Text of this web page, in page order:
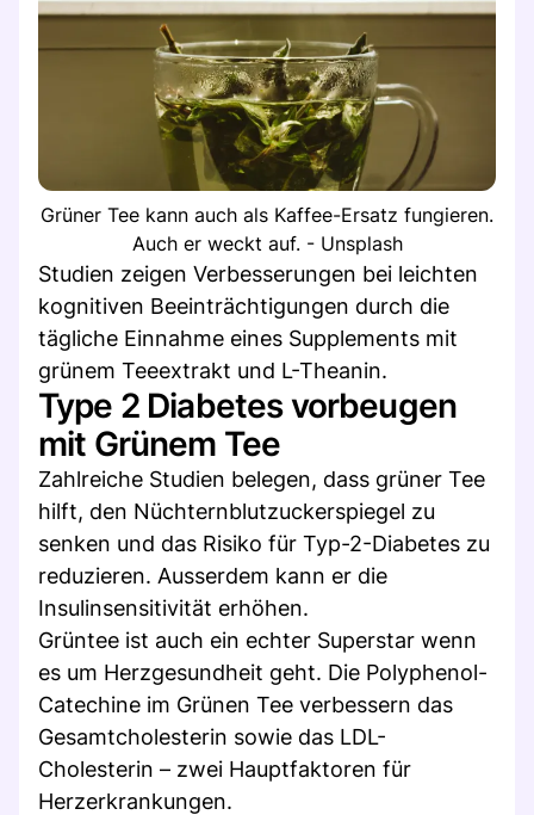
Grüner Tee kann auch als Kaffee-Ersatz fungieren.
Auch er weckt auf. - Unsplash
Studien zeigen Verbesserungen bei leichten
kognitiven Beeinträchtigungen durch die
tägliche Einnahme eines Supplements mit
grünem Teeextrakt und L-Theanin.
Type 2 Diabetes vorbeugen
mit Grünem Tee
Zahlreiche Studien belegen, dass grüner Tee
hilft, den Nüchternblutzuckerspiegel zu
senken und das Risiko für Typ-2-Diabetes zu
reduzieren. Ausserdem kann er die
Insulinsensitivität erhöhen.
Grüntee ist auch ein echter Superstar wenn
es um Herzgesundheit geht. Die Polyphenol-
Catechine im Grünen Tee verbessern das
Gesamtcholesterin sowie das LDL-
Cholesterin – zwei Hauptfaktoren für
Herzerkrankungen.